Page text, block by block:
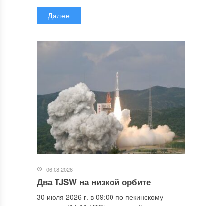
Далее
06.08.2026
Два TJSW на низкой орбите
30 июля 2026 г. в 09:00 по пекинскому